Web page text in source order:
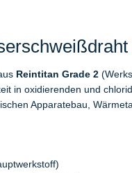
Reintitan Grade 2
in oxidierenden und
Apparatebau,